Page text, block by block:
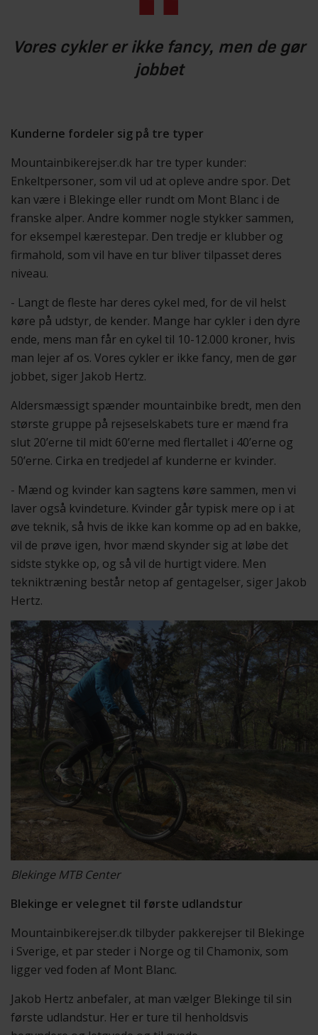
Vores cykler er ikke fancy, men de gør
jobbet
Kunderne fordeler sig på tre typer
Mountainbikerejser.dk har tre typer kunder:
Enkeltpersoner, som vil ud at opleve andre spor. Det
kan være i Blekinge eller rundt om Mont Blanc i de
franske alper. Andre kommer nogle stykker sammen,
for eksempel kærestepar. Den tredje er klubber og
firmahold, som vil have en tur bliver tilpasset deres
niveau.
- Langt de fleste har deres cykel med, for de vil helst
køre på udstyr, de kender. Mange har cykler i den dyre
ende, mens man får en cykel til 10-12.000 kroner, hvis
man lejer af os. Vores cykler er ikke fancy, men de gør
jobbet, siger Jakob Hertz.
Aldersmæssigt spænder mountainbike bredt, men den
største gruppe på rejseselskabets ture er mænd fra
slut 20’erne til midt 60’erne med flertallet i 40’erne og
50’erne. Cirka en tredjedel af kunderne er kvinder.
- Mænd og kvinder kan sagtens køre sammen, men vi
laver også kvindeture. Kvinder går typisk mere op i at
øve teknik, så hvis de ikke kan komme op ad en bakke,
vil de prøve igen, hvor mænd skynder sig at løbe det
sidste stykke op, og så vil de hurtigt videre. Men
tekniktræning består netop af gentagelser, siger Jakob
Hertz.
Blekinge MTB Center
Blekinge er velegnet til første udlandstur
Mountainbikerejser.dk tilbyder pakkerejser til Blekinge
i Sverige, et par steder i Norge og til Chamonix, som
ligger ved foden af Mont Blanc.
Jakob Hertz anbefaler, at man vælger Blekinge til sin
første udlandstur. Her er ture til henholdsvis